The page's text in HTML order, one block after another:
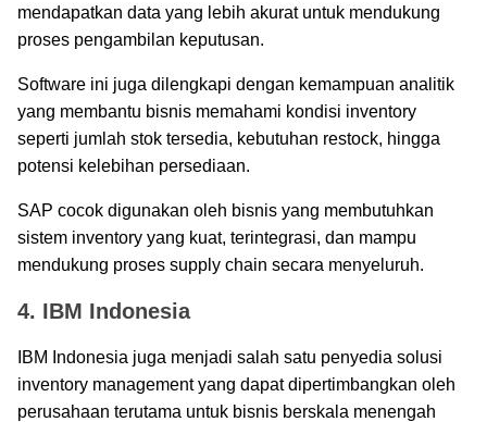
mendapatkan data yang lebih akurat untuk mendukung
proses pengambilan keputusan.
Software ini juga dilengkapi dengan kemampuan analitik
yang membantu bisnis memahami kondisi inventory
seperti jumlah stok tersedia, kebutuhan restock, hingga
potensi kelebihan persediaan.
SAP cocok digunakan oleh bisnis yang membutuhkan
sistem inventory yang kuat, terintegrasi, dan mampu
mendukung proses supply chain secara menyeluruh.
4. IBM Indonesia
IBM Indonesia juga menjadi salah satu penyedia solusi
inventory management yang dapat dipertimbangkan oleh
perusahaan terutama untuk bisnis berskala menengah